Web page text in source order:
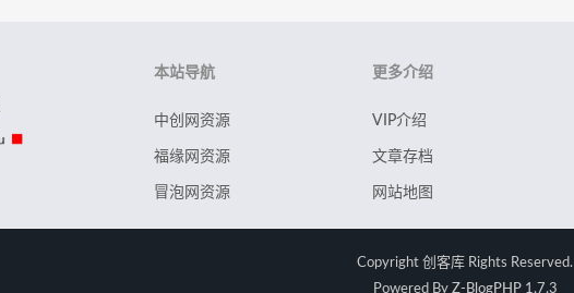
本站导航
中创网资源
福缘网资源
冒泡网资源
更多介绍
VIP介绍
文章存档
网站地图
Copyright 创客库 Rights Reserved.
Powered By Z-BlogPHP 1.7.3